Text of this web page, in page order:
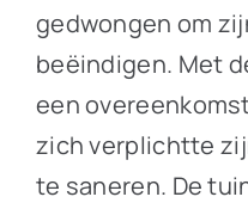
gedwongen om
beëindigen. Met
een
zich verplichtte
te saneren. De